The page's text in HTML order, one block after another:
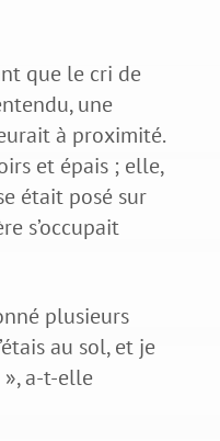
que le cri de
une
à proximité.
et épais ; elle,
était posé sur
s’occupait
plusieurs
au sol, et je
», a-t-elle